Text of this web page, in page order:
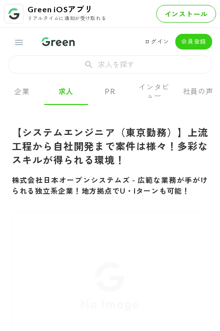
Green iOSアプリ
リアルタイムに通知が受け取れる インストール
ログイン 会員登録
求人を探す
企業 求人 PR
インタビ
ュー
社員の声
【システムエンジニア（東京勤務）】上流
工程から自社開発まで案件は様々！多彩な
スキルが得られる環境！
株式会社日本オープンシステムズ - 広範な業務が手がけ
られる独立系企業！地方拠点でU・Iターンも可能！